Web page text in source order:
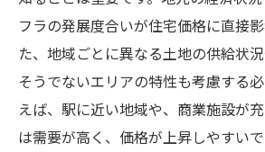
フラの発展度合いが住宅価格に直接
た、地域ごとに異なる土地の供給状
そうでないエリアの特性も考慮する
えば、駅に近い地域や、商業施設が
は需要が高く、価格が上昇しやすい